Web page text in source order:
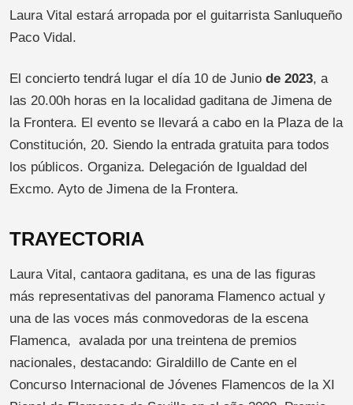
Laura Vital estará arropada por el guitarrista Sanluqueño
Paco Vidal.
El concierto tendrá lugar el día 10 de Junio de 2023, a
las 20.00h horas en la localidad gaditana de Jimena de
la Frontera. El evento se llevará a cabo en la Plaza de la
Constitución, 20. Siendo la entrada gratuita para todos
los públicos. Organiza. Delegación de Igualdad del
Excmo. Ayto de Jimena de la Frontera.
TRAYECTORIA
Laura Vital, cantaora gaditana, es una de las figuras
más representativas del panorama Flamenco actual y
una de las voces más conmovedoras de la escena
Flamenca, avalada por una treintena de premios
nacionales, destacando: Giraldillo de Cante en el
Concurso Internacional de Jóvenes Flamencos de la XI